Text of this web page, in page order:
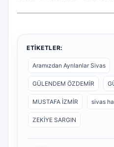
ETIKETLER:
Aramızdan Ayrılanlar Sivas
GÜLENDEM ÖZDEMİR
MUSTAFA İZMİR sivas
ZEKİYE SARGIN